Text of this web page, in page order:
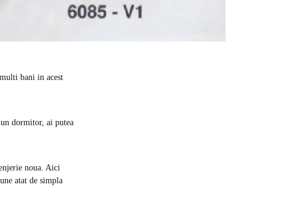
bani in acest
dormitor, ai putea
noua. Aici
atat de simpla